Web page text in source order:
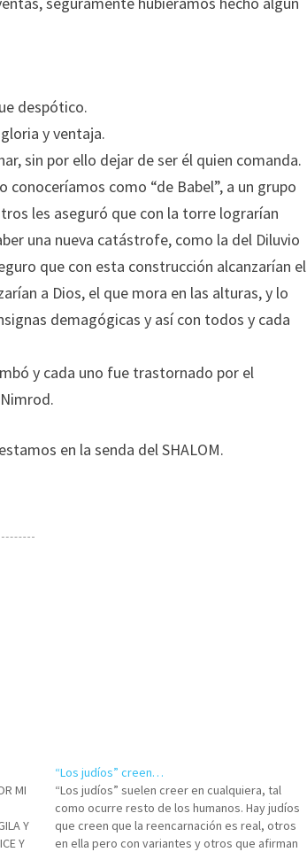
despótico.
y ventaja.
sin por ello dejar de ser él quien comanda.
como “de Babel”, a un grupo
les aseguró que con la torre lograrían
una nueva catástrofe, como la del Diluvio
que con esta construcción alcanzarían el
a Dios, el que mora en las alturas, y lo
demagógicas y así con todos y cada
y cada uno fue trastornado por el
en la senda del SHALOM.
MI
Y
Y
“Los judíos” creen…
“Los judíos” suelen creer en cualquiera, tal
como ocurre resto de los humanos. Hay judíos
que creen que la reencarnación es real, otros
en ella pero con variantes y otros que afirman